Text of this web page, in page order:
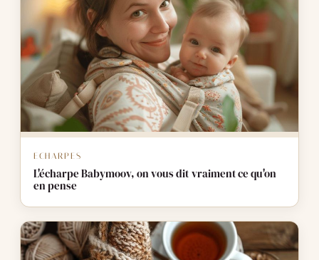
ECHARPES
L'écharpe Babymoov, on vous dit vraiment ce qu'on
en pense